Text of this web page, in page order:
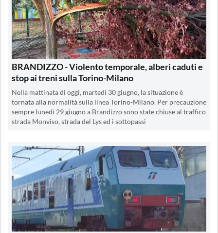
BRANDIZZO - Violento temporale, alberi caduti e
stop ai treni sulla Torino-Milano
Nella mattinata di oggi, martedì 30 giugno, la situazione è
tornata alla normalità sulla linea Torino-Milano. Per precauzione
sempre lunedì 29 giugno a Brandizzo sono state chiuse al traffico
strada Monviso, strada del Lys ed i sottopassi